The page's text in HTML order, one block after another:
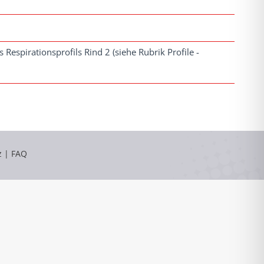
Respirationsprofils Rind 2 (siehe Rubrik Profile -
| FAQ